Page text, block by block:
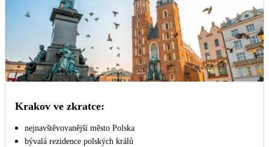
Krakov ve zkratce:
nejnavštěvovanější město Polska
bývalá rezidence polských králů